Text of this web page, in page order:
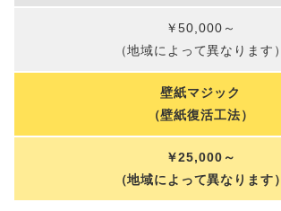
￥50,000～
（地域によって異なります）
壁紙マジック
（壁紙復活工法）
￥25,000～
（地域によって異なります）